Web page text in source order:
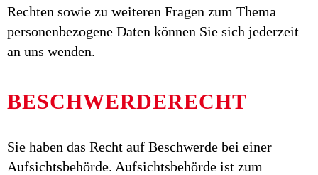
Rechten sowie zu weiteren Fragen zum Thema
personenbezogene Daten können Sie sich jederzeit
an uns wenden.
BESCHWERDERECHT
Sie haben das Recht auf Beschwerde bei einer
Aufsichtsbehörde. Aufsichtsbehörde ist zum